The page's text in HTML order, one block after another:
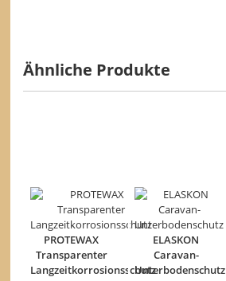
Ähnliche Produkte
PROTEWAX
Transparenter
Langzeitkorrosionsschutz
ELASKON
Caravan-
Unterbodenschutz